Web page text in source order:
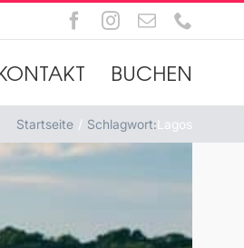
Facebook
Instagram
E-
Mail
BUCHEN
Startseite Schlagwort:Lagos